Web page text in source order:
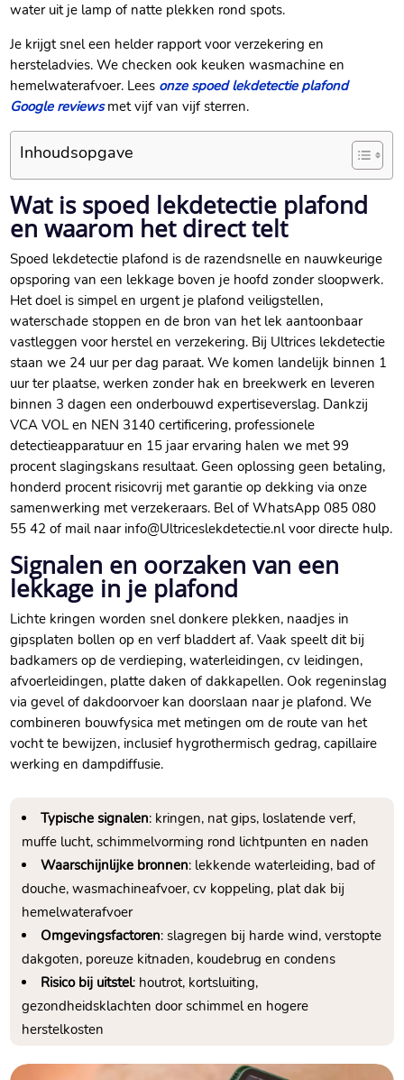
water uit je lamp of natte plekken rond spots.​
Je krijgt snel een helder rapport voor verzekering en
hersteladvies.​ We checken ook keuken wasmachine en
hemelwaterafvoer.​ Lees onze spoed lekdetectie plafond
Google reviewsmet vijf van vijf sterren.​
Inhoudsopgave
Wat is spoed lekdetectie plafond
en waarom het direct telt
Spoed lekdetectie plafond is de razendsnelle en nauwkeurige
opsporing van een lekkage boven je hoofd zonder sloopwerk.​
Het doel is simpel en urgent je plafond veiligstellen,
waterschade stoppen en de bron van het lek aantoonbaar
vastleggen voor herstel en verzekering.​ Bij Ultrices lekdetectie
staan we 24 uur per dag paraat.​ We komen landelijk binnen 1
uur ter plaatse, werken zonder hak en breekwerk en leveren
binnen 3 dagen een onderbouwd expertiseverslag.​ Dankzij
VCA VOL en NEN 3140 certificering, professionele
detectieapparatuur en 15 jaar ervaring halen we met 99
procent slagingskans resultaat.​ Geen oplossing geen betaling,
honderd procent risicovrij met garantie op dekking via onze
samenwerking met verzekeraars.​ Bel of WhatsApp 085 080
55 42 of mail naar info@Ultriceslekdetectie.​nl voor directe hulp.​
Signalen en oorzaken van een
lekkage in je plafond
Lichte kringen worden snel donkere plekken, naadjes in
gipsplaten bollen op en verf bladdert af.​ Vaak speelt dit bij
badkamers op de verdieping, waterleidingen, cv leidingen,
afvoerleidingen, platte daken of dakkapellen.​ Ook regeninslag
via gevel of dakdoorvoer kan doorslaan naar je plafond.​ We
combineren bouwfysica met metingen om de route van het
vocht te bewijzen, inclusief hygrothermisch gedrag, capillaire
werking en dampdiffusie.​
Typische signalen: kringen, nat gips, loslatende verf,
muffe lucht, schimmelvorming rond lichtpunten en naden
Waarschijnlijke bronnen: lekkende waterleiding, bad of
douche, wasmachineafvoer, cv koppeling, plat dak bij
hemelwaterafvoer
Omgevingsfactoren: slagregen bij harde wind, verstopte
dakgoten, poreuze kitnaden, koudebrug en condens
Risico bij uitstel: houtrot, kortsluiting,
gezondheidsklachten door schimmel en hogere
herstelkosten